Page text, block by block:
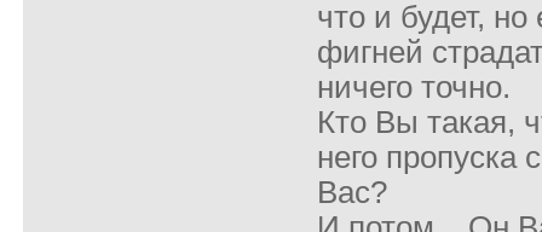
что и будет, но
фигней
ничего точно.
Кто Вы такая,
него пропуска
Вас?